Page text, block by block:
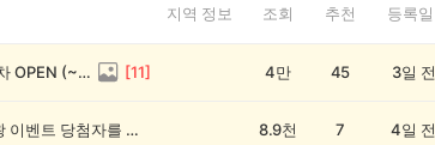
지역 정보 조회 추천 등록일
전원 1,000캐시! 🥳 우리 동네 썰전 14회차 OPEN (~8/17) [11] 4만 45 3일 전
💰[당첨자 발표] 26회차 우리 동네 정보왕 이벤트 당첨자를 발표합니다! 8.9천 7 4일 전